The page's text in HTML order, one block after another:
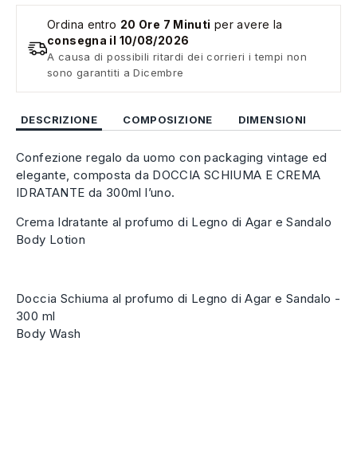
Ordina entro 20 Ore 7 Minuti per avere la
consegna il 10/08/2026
A causa di possibili ritardi dei corrieri i tempi non
sono garantiti a Dicembre
DESCRIZIONE COMPOSIZIONE DIMENSIONI
Confezione regalo da uomo con packaging vintage ed
elegante, composta da DOCCIA SCHIUMA E CREMA
IDRATANTE da 300ml l’uno.
Crema Idratante al profumo di Legno di Agar e Sandalo
Body Lotion
Doccia Schiuma al profumo di Legno di Agar e Sandalo -
300 ml
Body Wash